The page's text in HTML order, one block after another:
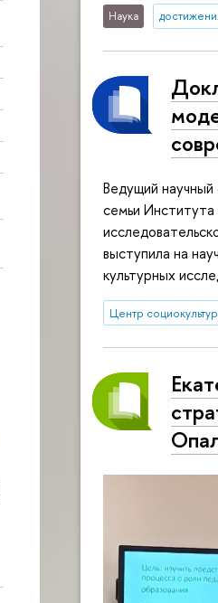
Наука
Ведущий
семьи
выступила на
культурных
Центр